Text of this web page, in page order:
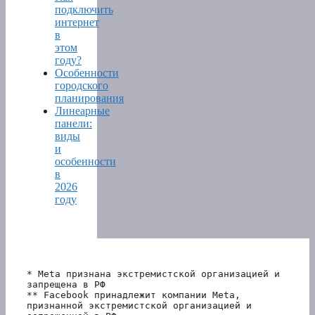
подключить
интернет
в
этом
году?
Особенности
городского
планирования
Линеарные
панели:
виды
и
особенности
в
2026
году
* Meta признана экстремистской организацией и
запрещена в РФ
** Facebook принадлежит компании Meta,
признанной экстремистской организацией и